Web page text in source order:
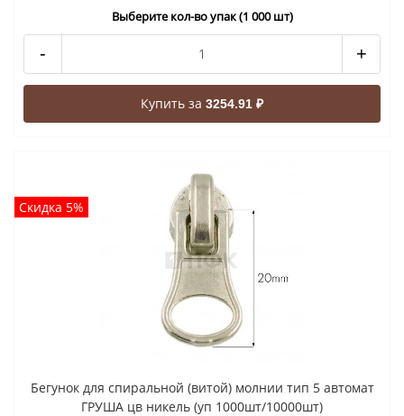
Выберите кол-во упак (1 000 шт)
- +
Купить за 3254.91 ₽
Скидка 5%
Бегунок для спиральной (витой) молнии тип 5 автомат
ГРУША цв никель (уп 1000шт/10000шт)